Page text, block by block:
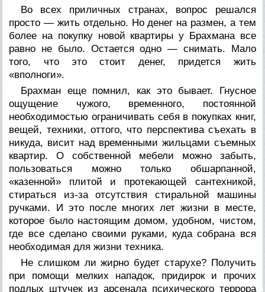
Во всех приличных странах, вопрос решался
просто — жить отдельно. Но денег на размен, а тем
более на покупку новой квартиры у Брахмана все
равно не было. Остается одно — снимать. Мало
того, что это стоит денег, придется жить
«вполноги».
Брахман еще помнил, как это бывает. Гнусное
ощущение чужого, временного, постоянной
необходимостью ограничивать себя в покупках книг,
вещей, техники, оттого, что перспектива съехать в
никуда, висит над временными жильцами съемных
квартир. О собственной мебели можно забыть,
пользоваться можно только обшарпанной,
«казенной» плитой и протекающей сантехникой,
стираться из-за отсутствия стиральной машины
ручками. И это после многих лет жизни в месте,
которое было настоящим домом, удобном, чистом,
где все сделано своими руками, куда собрана вся
необходимая для жизни техника.
Не слишком ли жирно будет старухе? Получить
при помощи мелких нападок, придирок и прочих
подлых штучек из арсенала психического террора